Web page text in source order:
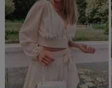
Jesienne Uroczystości
Zimowe Uroczystości
HOT SALE
Produkty Tygodnia
Różowy Październik
Black Friday